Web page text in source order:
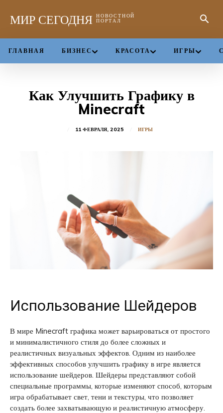
МИР СЕГОДНЯ НОВОСТНОЙ
ПОРТАЛ
ГЛАВНАЯ БИЗНЕС КРАСОТА ИГРЫ
Как Улучшить Графику в
Minecraft
11 ФЕВРАЛЯ, 2025 ИГРЫ
Использование Шейдеров
В мире Minecraft графика может варьироваться от простого
и минималистичного стиля до более сложных и
реалистичных визуальных эффектов. Одним из наиболее
эффективных способов улучшить графику в игре является
использование шейдеров. Шейдеры представляют собой
специальные программы, которые изменяют способ, которым
игра обрабатывает свет, тени и текстуры, что позволяет
создать более захватывающую и реалистичную атмосферу.